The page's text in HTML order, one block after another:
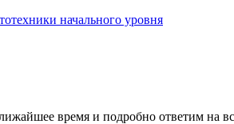
начального уровня
время и подробно ответим на